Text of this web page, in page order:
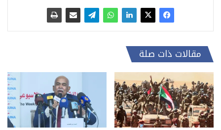
مقالات ذات صلة